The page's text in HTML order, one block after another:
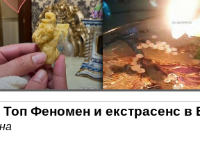
Феномен и екстрасенс в